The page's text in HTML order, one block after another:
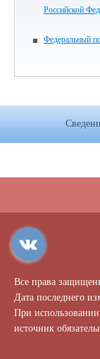
Российской
Федеральный
Все права
Дата последнего
При использовании
источник